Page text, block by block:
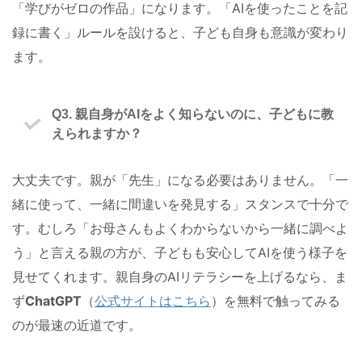
「学びがゼロの作品」になります。「AIを使ったことを記
録に書く」ルールを設けると、子ども自身も意識が変わり
ます。
Q3. 親自身がAIをよく知らないのに、子どもに教
えられますか？
大丈夫です。親が「先生」になる必要はありません。「一
緒に使って、一緒に間違いを発見する」スタンスで十分で
す。むしろ「お母さんもよくわからないから一緒に調べよ
う」と言える親の方が、子どもも安心してAIを使う様子を
見せてくれます。親自身のAIリテラシーを上げるなら、ま
ずChatGPT （公式サイトはこちら ）を無料で触ってみる
のが最速の近道です。